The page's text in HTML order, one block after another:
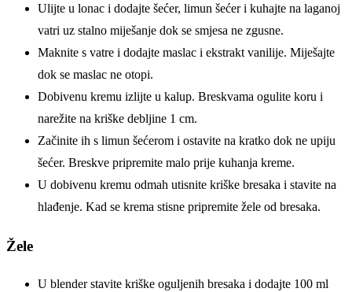
Ulijte u lonac i dodajte šećer, limun šećer i kuhajte na laganoj
vatri uz stalno miješanje dok se smjesa ne zgusne.
Maknite s vatre i dodajte maslac i ekstrakt vanilije. Miješajte
dok se maslac ne otopi.
Dobivenu kremu izlijte u kalup. Breskvama ogulite koru i
narežite na kriške debljine 1 cm.
Začinite ih s limun šećerom i ostavite na kratko dok ne upiju
šećer. Breskve pripremite malo prije kuhanja kreme.
U dobivenu kremu odmah utisnite kriške bresaka i stavite na
hlađenje. Kad se krema stisne pripremite žele od bresaka.
Žele
U blender stavite kriške oguljenih bresaka i dodajte 100 ml